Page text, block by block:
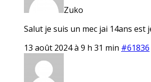
Zuko
Salut je suis un mec jai 14ans
13 août 2024 à 9 h 31 min #61836